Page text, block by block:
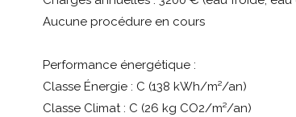
Aucune procédure en cours
Performance énergétique :
Classe Énergie : C (138 kWh/m²/an)
Classe Climat : C (26 kg CO2/m²/an)